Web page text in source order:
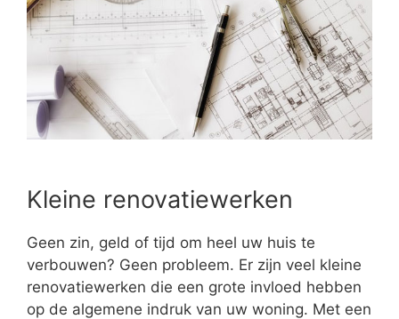
Kleine renovatiewerken
Geen zin, geld of tijd om heel uw huis te
verbouwen? Geen probleem. Er zijn veel kleine
renovatiewerken die een grote invloed hebben
op de algemene indruk van uw woning. Met een